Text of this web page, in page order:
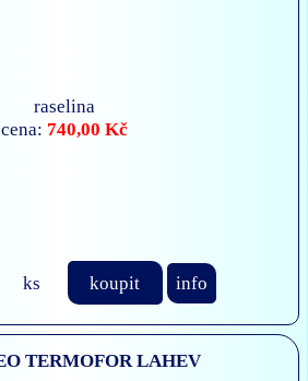
raselina
cena: 740,00 Kč
ks koupit info